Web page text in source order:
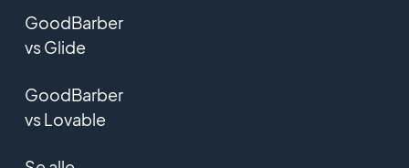
GoodBarber
vs Glide
GoodBarber
vs Lovable